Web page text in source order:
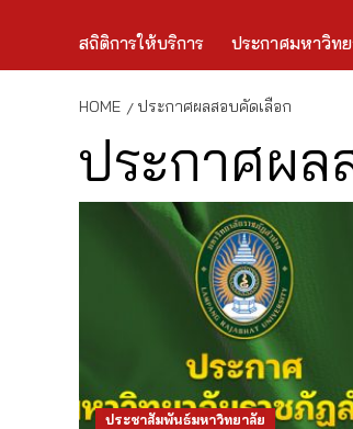
สถิติการให้บริการ ประกาศมหาวิท
HOME ประกาศผลสอบคัดเลือก
ประกาศผล
ประชาสัมพันธ์มหาวิทยาลัย